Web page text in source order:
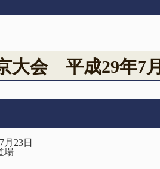
大会 平成29年7月
23日
場